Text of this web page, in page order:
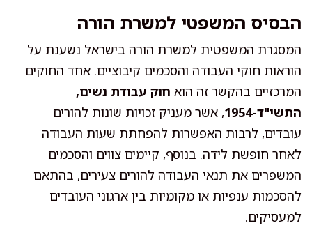
הבסיס המשפטי למשרת הורה
המסגרת המשפטית למשרת הורה בישראל נשענת על
הוראות חוקי העבודה והסכמים קיבוציים. אחד החוקים
המרכזיים בהקשר זה הוא חוק עבודת נשים,
התשי"ד-1954
, אשר מעניק זכויות שונות להורים
עובדים, לרבות האפשרות להפחתת שעות העבודה
לאחר חופשת לידה. בנוסף, קיימים צווים והסכמים
המשפרים את תנאי העבודה להורים צעירים, בהתאם
להסכמות ענפיות או מקומיות בין ארגוני העובדים
למעסיקים.